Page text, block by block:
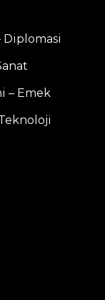
Diplomasi
– Emek